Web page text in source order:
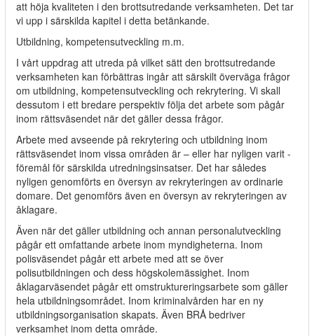
att höja kvaliteten i den brottsutredande verksamheten. Det tar
vi upp i särskilda kapitel i detta betänkande.
Utbildning, kompetensutveckling m.m.
I vårt uppdrag att utreda på vilket sätt den brottsutredande
verksamheten kan förbättras ingår att särskilt överväga frågor
om utbildning, kompetensutveckling och rekrytering. Vi skall
dessutom i ett bredare perspektiv följa det arbete som pågår
inom rättsväsendet när det gäller dessa frågor.
Arbete med avseende på rekrytering och utbildning inom
rättsväsendet inom vissa områden är – eller har nyligen varit -
föremål för särskilda utredningsinsatser. Det har således
nyligen genomförts en översyn av rekryteringen av ordinarie
domare. Det genomförs även en översyn av rekryteringen av
åklagare.
Även när det gäller utbildning och annan personalutveckling
pågår ett omfattande arbete inom myndigheterna. Inom
polisväsendet pågår ett arbete med att se över
polisutbildningen och dess högskolemässighet. Inom
åklagarväsendet pågår ett omstruktureringsarbete som gäller
hela utbildningsområdet. Inom kriminalvården har en ny
utbildningsorganisation skapats. Även BRÅ bedriver
verksamhet inom detta område.